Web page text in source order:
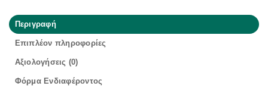
Περιγραφή
Επιπλέον πληροφορίες
Αξιολογήσεις (0)
Φόρμα Ενδιαφέροντος